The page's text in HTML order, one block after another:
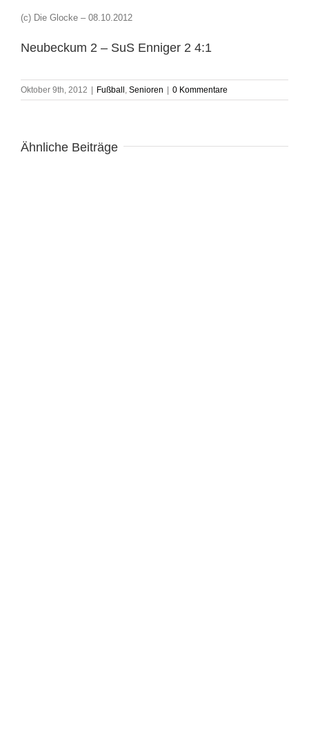
(c) Die Glocke – 08.10.2012
Neubeckum 2 – SuS Enniger 2 4:1
Oktober 9th, 2012 Fußball , Senioren 0 Kommentare
Ähnliche Beiträge